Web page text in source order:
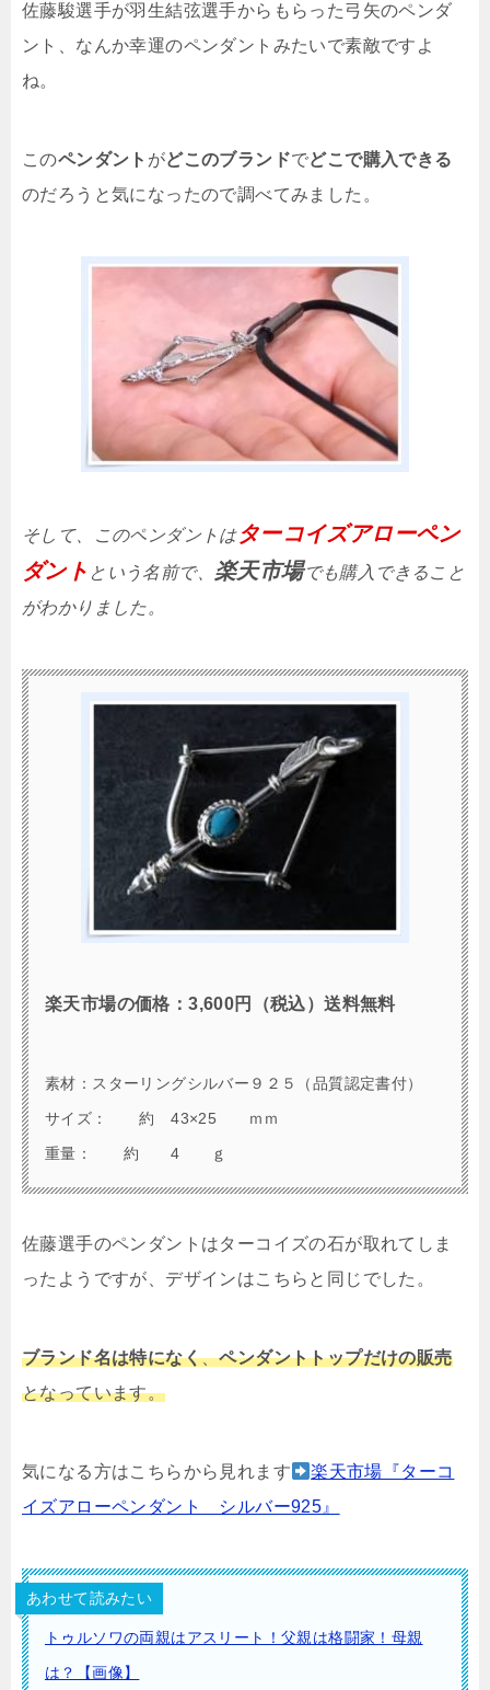
佐藤駿選手が羽生結弦選手からもらった弓矢のペンダ
ント、なんか幸運のペンダントみたいで素敵ですよ
ね。
このペンダント がどこのブランドでどこで購入できる
のだろうと気になったので調べてみました。
そして、このペンダントはターコイズアローペン
ダント という名前で、 楽天市場でも購入できること
がわかりました。
楽天市場の価格：3,600円（税込）送料無料
素材：スターリングシルバー９２５（品質認定書付）
サイズ： 約 43×25 ｍｍ
重量： 約 4 ｇ
佐藤選手のペンダントはターコイズの石が取れてしま
ったようですが、デザインはこちらと同じでした。
ブランド名は特になく、ペンダントトップだけの販売
となっています。
気になる方はこちらから見れます
楽天市場『ターコ
イズアローペンダント シルバー925』
あわせて読みたい
トゥルソワの両親はアスリート！父親は格闘家！母親
は？【画像】